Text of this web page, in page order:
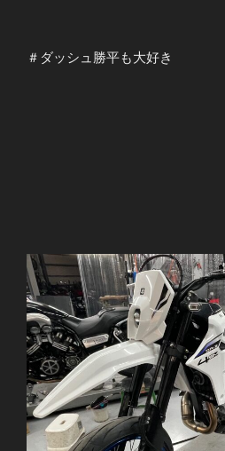
＃ダッシュ勝平も大好き